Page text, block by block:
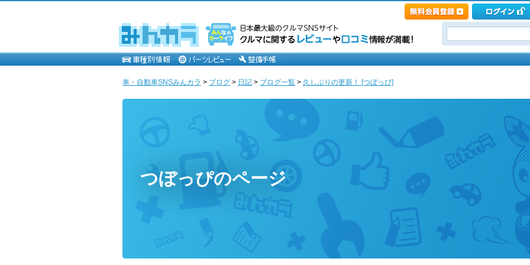
車・自動車SNSみんカラ > ブログ > 日記 > ブログ一覧 > 久しぶりの更新！ [つぼっぴ]
つぼっぴのページ